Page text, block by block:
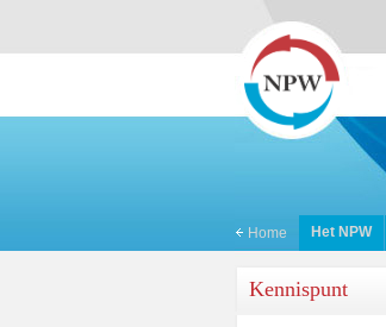
Home Het NPW
Kennispunt